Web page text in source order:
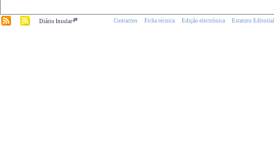
Diário Insular.pt Contactos Ficha técnica Edição electrónica Estatuto Editorial